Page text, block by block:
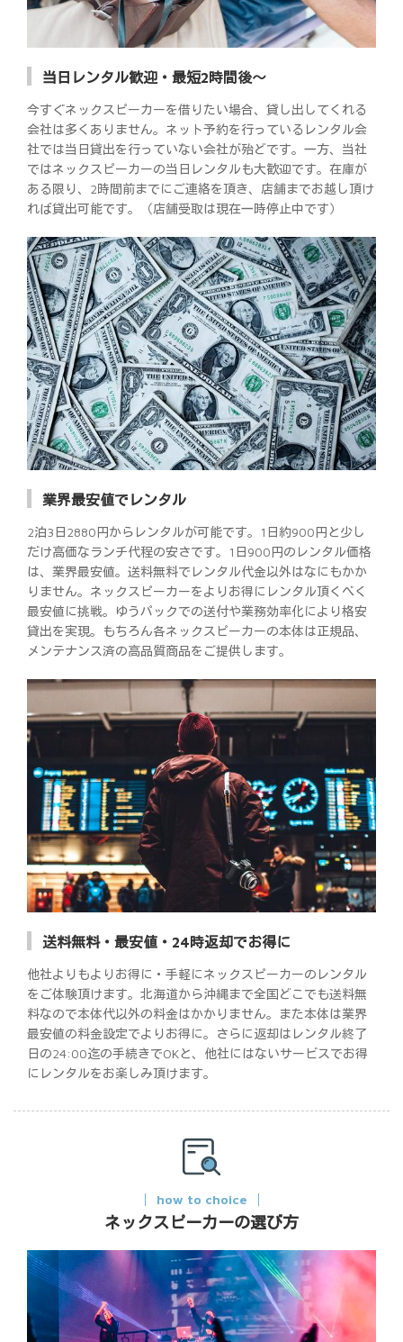
当日レンタル歓迎・最短2時間後～
今すぐネックスピーカーを借りたい場合、貸し出してくれる
会社は多くありません。ネット予約を行っているレンタル会
社では当日貸出を行っていない会社が殆どです。一方、当社
ではネックスピーカーの当日レンタルも大歓迎です。在庫が
ある限り、2時間前までにご連絡を頂き、店舗までお越し頂け
れば貸出可能です。（店舗受取は現在一時停止中です）
業界最安値でレンタル
2泊3日2880円からレンタルが可能です。1日約900円と少し
だけ高価なランチ代程の安さです。1日900円のレンタル価格
は、業界最安値。送料無料でレンタル代金以外はなにもかか
りません。ネックスピーカーをよりお得にレンタル頂くべく
最安値に挑戦。ゆうパックでの送付や業務効率化により格安
貸出を実現。もちろん各ネックスピーカーの本体は正規品、
メンテナンス済の高品質商品をご提供します。
送料無料・最安値・24時返却でお得に
他社よりもよりお得に・手軽にネックスピーカーのレンタル
をご体験頂けます。北海道から沖縄まで全国どこでも送料無
料なので本体代以外の料金はかかりません。また本体は業界
最安値の料金設定でよりお得に。さらに返却はレンタル終了
日の24:00迄の手続きでOKと、他社にはないサービスでお得
にレンタルをお楽しみ頂けます。
how to choice
ネックスピーカーの選び方